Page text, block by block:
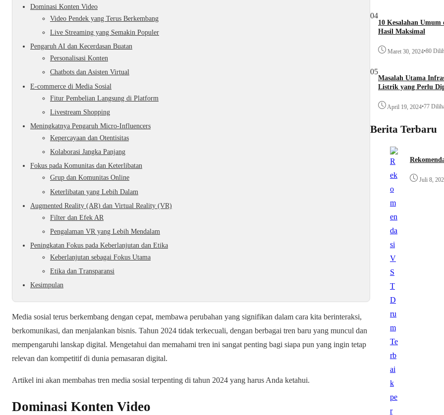
Dominasi Konten Video
Video Pendek yang Terus Berkembang
Live Streaming yang Semakin Populer
Pengaruh AI dan Kecerdasan Buatan
Personalisasi Konten
Chatbots dan Asisten Virtual
E-commerce di Media Sosial
Fitur Pembelian Langsung di Platform
Livestream Shopping
Meningkatnya Pengaruh Micro-Influencers
Kepercayaan dan Otentisitas
Kolaborasi Jangka Panjang
Fokus pada Komunitas dan Keterlibatan
Grup dan Komunitas Online
Keterlibatan yang Lebih Dalam
Augmented Reality (AR) dan Virtual Reality (VR)
Filter dan Efek AR
Pengalaman VR yang Lebih Mendalam
Peningkatan Fokus pada Keberlanjutan dan Etika
Keberlanjutan sebagai Fokus Utama
Etika dan Transparansi
Kesimpulan
Media sosial terus berkembang dengan cepat, membawa perubahan yang signifikan dalam cara kita berinteraksi,
berkomunikasi, dan menjalankan bisnis. Tahun 2024 tidak terkecuali, dengan berbagai tren baru yang muncul dan
mempengaruhi lanskap digital. Mengetahui dan memahami tren ini sangat penting bagi siapa pun yang ingin tetap
relevan dan kompetitif di dunia pemasaran digital.
Artikel ini akan membahas tren media sosial terpenting di tahun 2024 yang harus Anda ketahui.
Dominasi Konten Video
04
10 Kesalahan
Hasil Maksimal
Maret 30, 2024•80
05
Masalah Utama
Listrik yang Perlu
April 19, 2024•77
Berita Terbaru
Juli 8,